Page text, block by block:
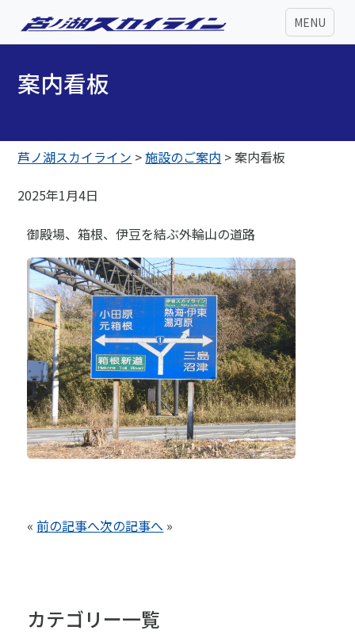
MENU
案内看板
芦ノ湖スカイライン >施設のご案内 >案内看板
2025年1月4日
御殿場、箱根、伊豆を結ぶ外輪山の道路
«前の記事へ次の記事へ »
カテゴリー一覧